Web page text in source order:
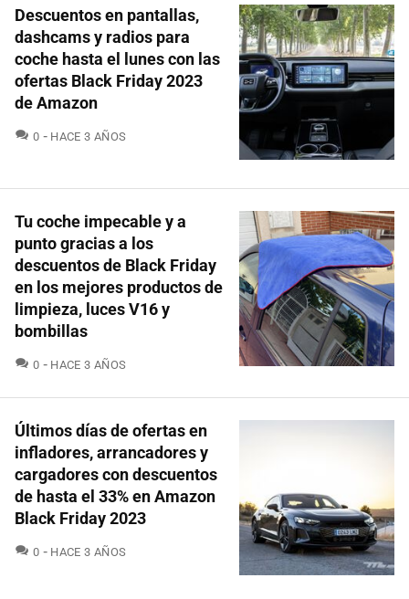
Descuentos en pantallas,
dashcams y radios para
coche hasta el lunes con las
ofertas Black Friday 2023
de Amazon
0 COMENTARIOS
HACE 3 AÑOS
Tu coche impecable y a
punto gracias a los
descuentos de Black Friday
en los mejores productos de
limpieza, luces V16 y
bombillas
0 COMENTARIOS
HACE 3 AÑOS
Últimos días de ofertas en
infladores, arrancadores y
cargadores con descuentos
de hasta el 33% en Amazon
Black Friday 2023
0 COMENTARIOS
HACE 3 AÑOS